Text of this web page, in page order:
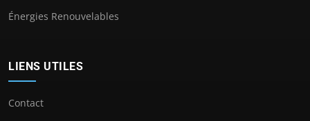
Énergies Renouvelables
LIENS UTILES
Contact